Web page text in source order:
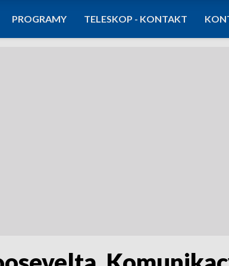
PROGRAMY TELESKOP - KONTAKT